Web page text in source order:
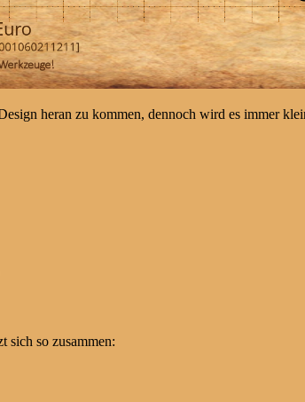
heran zu kommen, dennoch wird es immer
sich so zusammen: